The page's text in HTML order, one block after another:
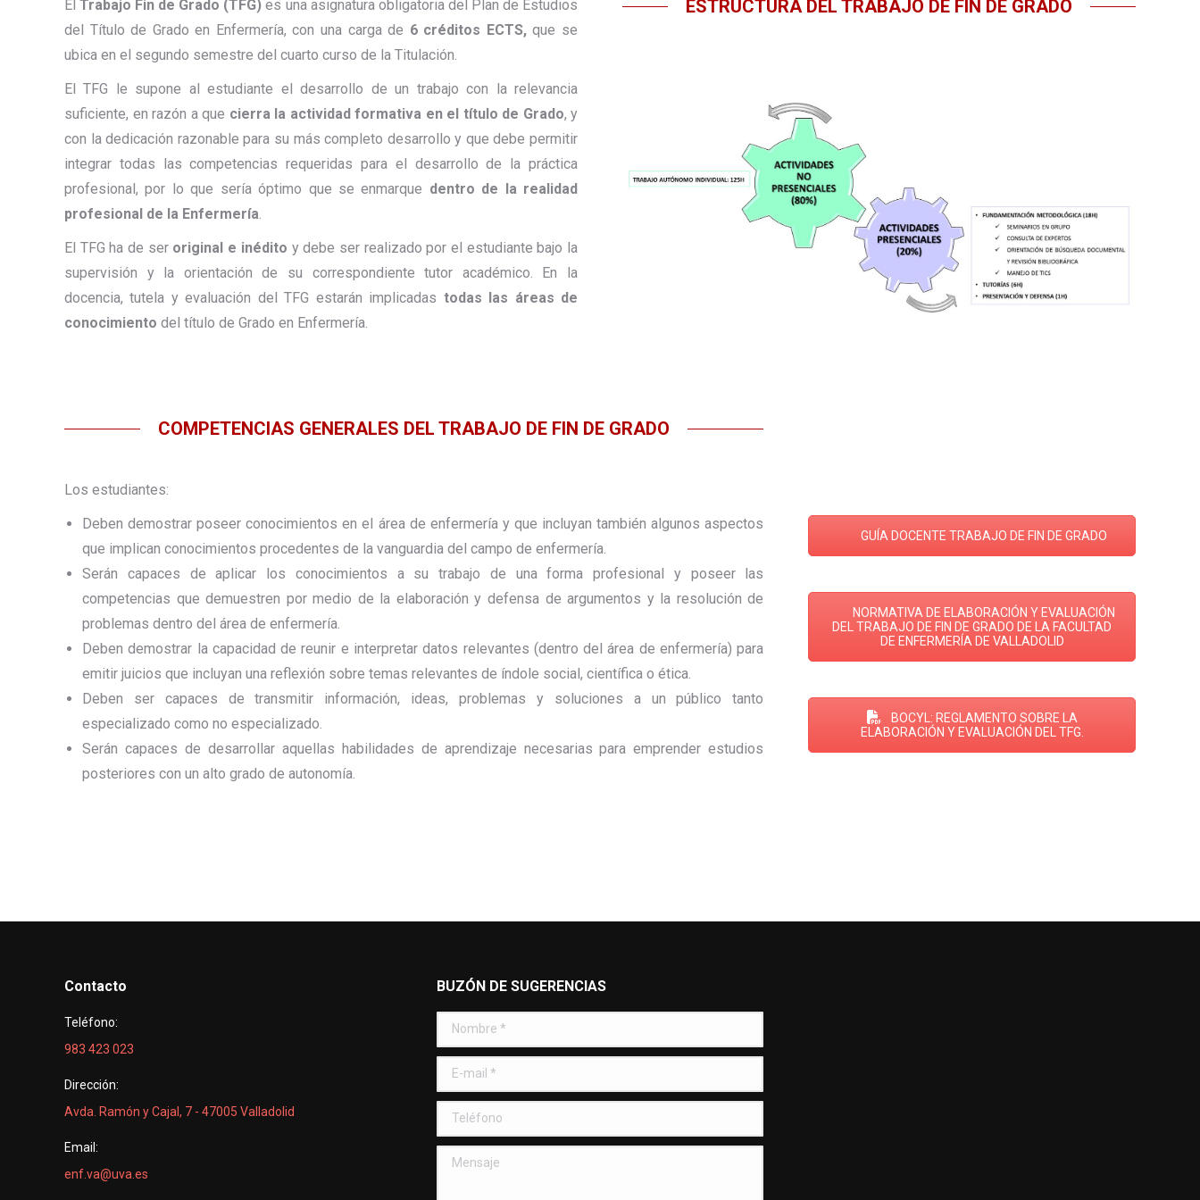
ElTrabajo Fin de Grado (TFG) es una asignatura obligatoria del Plan de Estudios
del Título de Grado en Enfermería, con una carga de 6 créditos ECTS,que se
ubica en el segundo semestre del cuarto curso de la Titulación.
El TFG le supone al estudiante el desarrollo de un trabajo con la relevancia
suficiente, en razón a que cierra la actividad formativa en el título de Grado, y
con la dedicación razonable para su más completo desarrollo y que debe permitir
integrar todas las competencias requeridas para el desarrollo de la práctica
profesional, por lo que sería óptimo que se enmarque dentro de la realidad
profesional de la Enfermería.
El TFG ha de ser original e inédito y debe ser realizado por el estudiante bajo la
supervisión y la orientación de su correspondiente tutor académico. En la
docencia, tutela y evaluación del TFG estarán implicadas todas las áreas de
conocimiento del título de Grado en Enfermería.
ESTRUCTURA DEL TRABAJO DE FIN DE GRADO
COMPETENCIAS GENERALES DEL TRABAJO DE FIN DE GRADO
Los estudiantes:
Deben demostrar poseer conocimientos en el área de enfermería y que incluyan también algunos aspectos
que implican conocimientos procedentes de la vanguardia del campo de enfermería.
Serán capaces de aplicar los conocimientos a su trabajo de una forma profesional y poseer las
competencias que demuestren por medio de la elaboración y defensa de argumentos y la resolución de
problemas dentro del área de enfermería.
Deben demostrar la capacidad de reunir e interpretar datos relevantes (dentro del área de enfermería) para
emitir juicios que incluyan una reflexión sobre temas relevantes de índole social, científica o ética.
Deben ser capaces de transmitir información, ideas, problemas y soluciones a un público tanto
especializado como no especializado.
Serán capaces de desarrollar aquellas habilidades de aprendizaje necesarias para emprender estudios
posteriores con un alto grado de autonomía.
GUÍA DOCENTE TRABAJO DE FIN DE GRADO
NORMATIVA DE ELABORACIÓN Y EVALUACIÓN
DEL TRABAJO DE FIN DE GRADO DE LA FACULTAD
DE ENFERMERÍA DE VALLADOLID
BOCYL: REGLAMENTO SOBRE LA
ELABORACIÓN Y EVALUACIÓN DEL TFG.
Contacto
Teléfono:
983 423 023
Dirección:
Avda. Ramón y Cajal, 7 - 47005 Valladolid
Email:
enf.va@uva.es
BUZÓN DE SUGERENCIAS
Nombre *
E-mail *
Teléfono
Mensaje